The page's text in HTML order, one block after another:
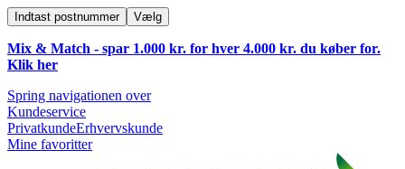
Indtast postnummer Vælg
Mix & Match - spar 1.000 kr. for hver 4.000 kr. du køber for.
Klik her
Spring navigationen over
Kundeservice
PrivatkundeErhvervskunde
Mine favoritter